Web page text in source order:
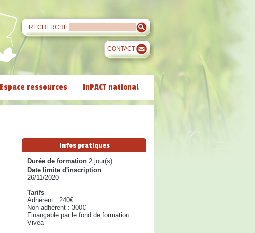
RECHERCHE
CONTACT
Espace ressources InPACT national
Infos pratiques
Durée de formation 2 jour(s)
Date limite d'inscription
26/11/2020
Tarifs
Adhérent : 240€
Non adhérent : 300€
Finançable par le fond de formation
Vivea